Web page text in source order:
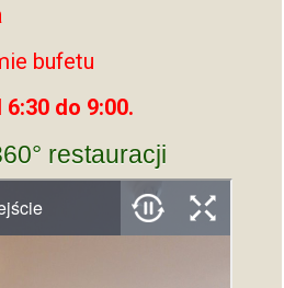
bufetu
6:30 do 9:00.
restauracji